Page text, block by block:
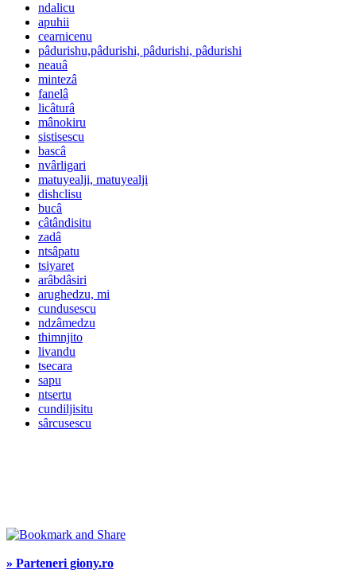
ndalicu
apuhii
cearnicenu
pâdurishu,pâdurishi, pâdurishi, pâdurishi
neauâ
mintezâ
fanelâ
licâturâ
mânokiru
sistisescu
bascâ
nvârligari
matuyealji, matuyealji
dishclisu
bucâ
câtândisitu
zadâ
ntsâpatu
tsiyaret
arâbdâsiri
arughedzu, mi
cundusescu
ndzâmedzu
thimnjito
livandu
tsecara
sapu
ntsertu
cundiljisitu
sârcusescu
» Parteneri giony.ro